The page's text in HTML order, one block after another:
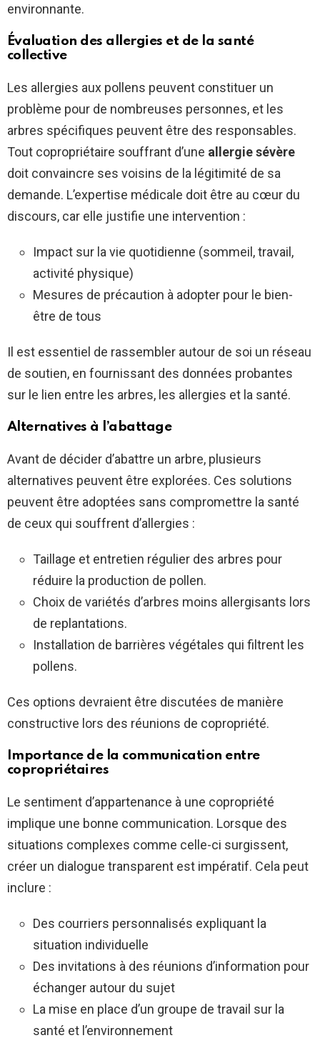
environnante.
Évaluation des allergies et de la santé
collective
Les allergies aux pollens peuvent constituer un
problème pour de nombreuses personnes, et les
arbres spécifiques peuvent être des responsables.
Tout copropriétaire souffrant d’une allergie sévère
doit convaincre ses voisins de la légitimité de sa
demande. L’expertise médicale doit être au cœur du
discours, car elle justifie une intervention :
Impact sur la vie quotidienne (sommeil, travail,
activité physique)
Mesures de précaution à adopter pour le bien-
être de tous
Il est essentiel de rassembler autour de soi un réseau
de soutien, en fournissant des données probantes
sur le lien entre les arbres, les allergies et la santé.
Alternatives à l’abattage
Avant de décider d’abattre un arbre, plusieurs
alternatives peuvent être explorées. Ces solutions
peuvent être adoptées sans compromettre la santé
de ceux qui souffrent d’allergies :
Taillage et entretien régulier des arbres pour
réduire la production de pollen.
Choix de variétés d’arbres moins allergisants lors
de replantations.
Installation de barrières végétales qui filtrent les
pollens.
Ces options devraient être discutées de manière
constructive lors des réunions de copropriété.
Importance de la communication entre
copropriétaires
Le sentiment d’appartenance à une copropriété
implique une bonne communication. Lorsque des
situations complexes comme celle-ci surgissent,
créer un dialogue transparent est impératif. Cela peut
inclure :
Des courriers personnalisés expliquant la
situation individuelle
Des invitations à des réunions d’information pour
échanger autour du sujet
La mise en place d’un groupe de travail sur la
santé et l’environnement